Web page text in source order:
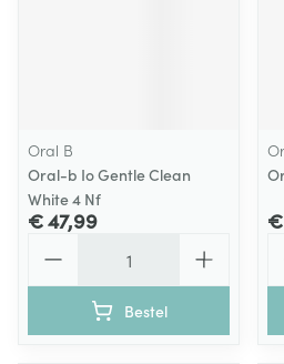
Oral B
Oral-b Io Gentle Clean
White 4 Nf
€ 47,99
Bestel